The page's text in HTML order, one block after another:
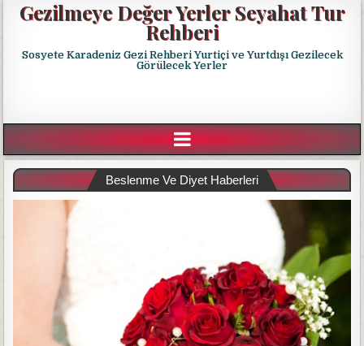
Gezilmeye Değer Yerler Seyahat Tur
Rehberi
Sosyete Karadeniz Gezi Rehberi Yurtiçi ve Yurtdışı Gezilecek
Görülecek Yerler
Beslenme Ve Diyet Haberleri